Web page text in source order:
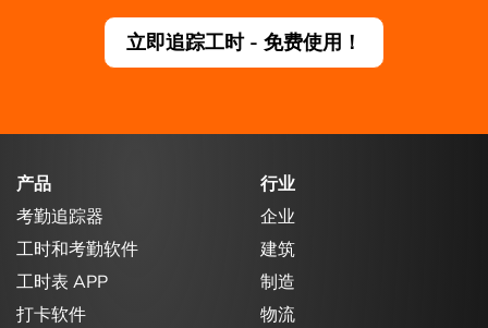
立即追踪工时 - 免费使用！
产品
考勤追踪器
工时和考勤软件
工时表 APP
打卡软件
行业
企业
建筑
制造
物流